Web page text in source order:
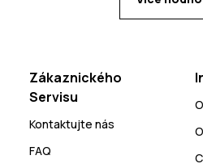
Zákaznického
Servisu
Kontaktujte nás
FAQ